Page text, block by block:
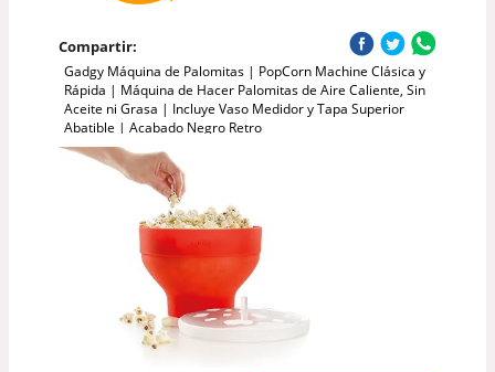
Compartir:
Gadgy Máquina de Palomitas | PopCorn Machine Clásica y
Rápida | Máquina de Hacer Palomitas de Aire Caliente, Sin
Aceite ni Grasa | Incluye Vaso Medidor y Tapa Superior
Abatible | Acabado Negro Retro